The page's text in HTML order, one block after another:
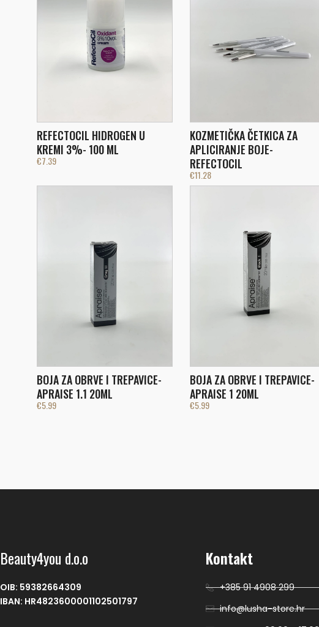
REFECTOCIL HIDROGEN U
KREMI 3%- 100 ML
€7.39
KOZMETIČKA ČETKICA ZA
APLICIRANJE BOJE-
REFECTOCIL
€11.28
BOJA ZA OBRVE I TREPAVICE-
APRAISE 1.1 20ML
€5.99
BOJA ZA OBRVE I TREPAVICE-
APRAISE 1 20ML
€5.99
Beauty4you d.o.o
OIB: 59382664309
IBAN: HR4823600001102501797
Kontakt
+385 91 4908 299
info@lusha-store.hr